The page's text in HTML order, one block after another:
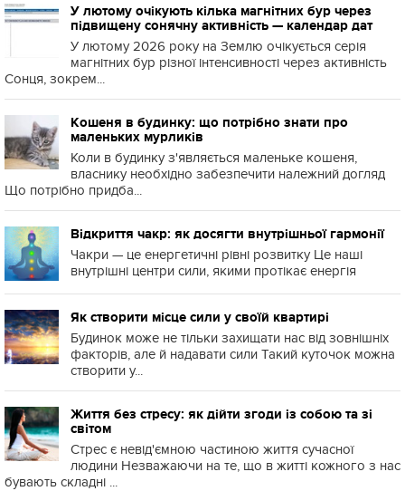
У лютому очікують кілька магнітних бур через
підвищену сонячну активність — календар дат
У лютому 2026 року на Землю очікується серія
магнітних бур різної інтенсивності через активність
Сонця, зокрем...
Кошеня в будинку: що потрібно знати про
маленьких мурликів
Коли в будинку з'являється маленьке кошеня,
власнику необхідно забезпечити належний догляд
Що потрібно придба...
Відкриття чакр: як досягти внутрішньої гармонії
Чакри — це енергетичні рівні розвитку Це наші
внутрішні центри сили, якими протікає енергія
Як створити місце сили у своїй квартирі
Будинок може не тільки захищати нас від зовнішніх
факторів, але й надавати сили Такий куточок можна
створити у...
Життя без стресу: як дійти згоди із собою та зі
світом
Стрес є невід'ємною частиною життя сучасної
людини Незважаючи на те, що в житті кожного з нас
бувають складні ...